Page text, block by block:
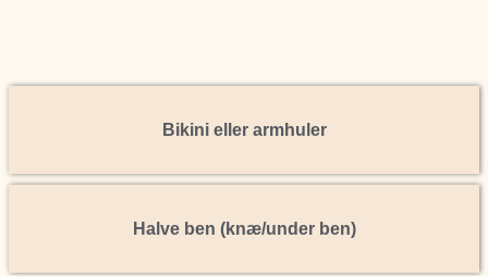
Bikini eller armhuler
Halve ben (knæ/under ben)